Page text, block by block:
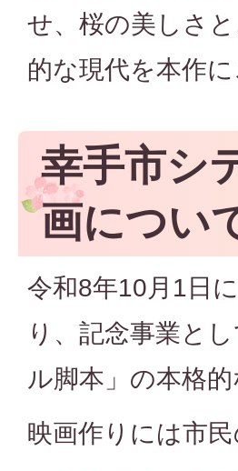
せ、桜の美しさ
的な現代を本作
幸手市シ
画につい
令和8年10月1日
り、記念事業と
ル脚本」の本格
映画作りには市